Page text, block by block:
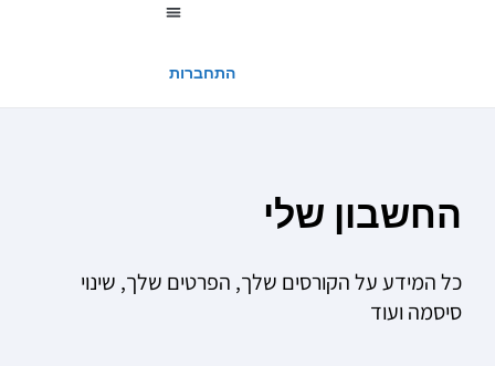
התחברות
החשבון שלי
כל המידע על הקורסים שלך, הפרטים שלך, שינוי
סיסמה ועוד